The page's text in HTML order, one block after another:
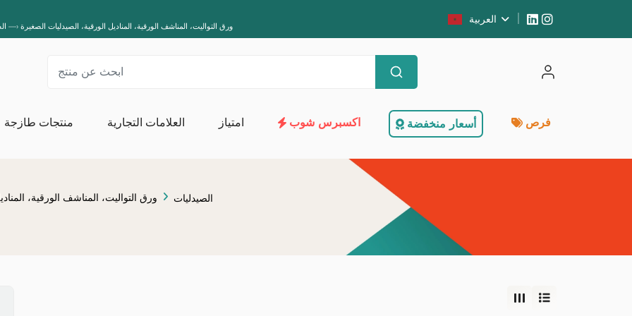
Grossiste ورق التواليت، المناشف الورقية، المناديل الورقية، الصيدليات الصغيرة —›
العربية
الإسفنج
منتجات طازجة العلامات التجارية امتياز اكسبرس شوب أسعار منخفضة فرص
ورق التواليت، المناشف الورقية، الصيدليات